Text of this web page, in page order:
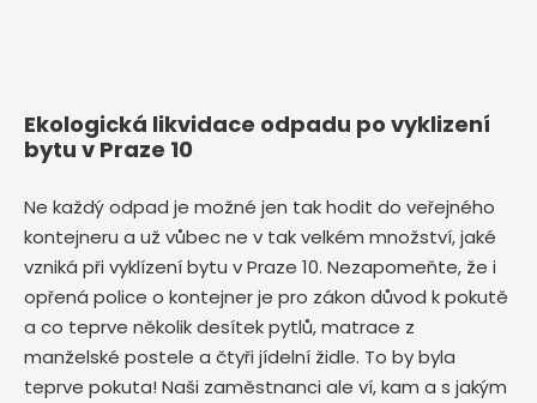
Ekologická likvidace odpadu po vyklizení
bytu v Praze 10
Ne každý odpad je možné jen tak hodit do veřejného
kontejneru a už vůbec ne v tak velkém množství, jaké
vzniká při vyklízení bytu v Praze 10. Nezapomeňte, že i
opřená police o kontejner je pro zákon důvod k pokutě
a co teprve několik desítek pytlů, matrace z
manželské postele a čtyři jídelní židle. To by byla
teprve pokuta! Naši zaměstnanci ale ví, kam a s jakým